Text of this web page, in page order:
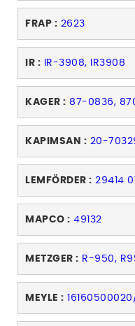
FRAP : 2623
IR : IR-3908, IR3908
KAGER : 87-0836,
KAPIMSAN : 20-
LEMFÖRDER : 29414
MAPCO : 49132
METZGER : R-950,
MEYLE :